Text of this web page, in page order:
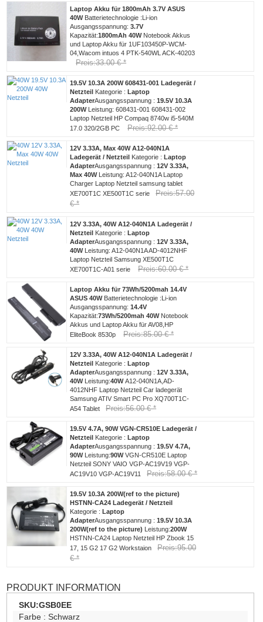
Laptop Akku für 1800mAh 3.7V ASUS
40WBatterietechnologie :Li-ion
Ausgangsspannung:3.7V
Kapazität:1800mAh 40WNotebook Akkus
und Laptop Akku für 1UF103450P-WCM-
04,Wacom intuos 4 PTK-540WL ACK-40203
Preis:33.00 € *
19.5V 10.3A 200W 608431-001 Ladegerät /
Netzteil Kategorie :Laptop
AdapterAusgangsspannung :19.5V 10.3A
200WLeistung: 608431-001 608431-002
Laptop Netzteil HP Compaq 8740w i5-540M
17.0 320/2GB PC
Preis:92.00 € *
12V 3.33A, Max 40W A12-040N1A
Ladegerät / Netzteil Kategorie :Laptop
AdapterAusgangsspannung :12V 3.33A,
Max 40WLeistung: A12-040N1A Laptop
Charger Laptop Netzteil samsung tablet
XE700T1C XE500T1C serie
Preis:57.00
€ *
12V 3.33A, 40W A12-040N1A Ladegerät /
Netzteil Kategorie :Laptop
AdapterAusgangsspannung :12V 3.33A,
40WLeistung: A12-040N1A AD-4012NHF
Laptop Netzteil Samsung XE500T1C
XE700T1C-A01 serie
Preis:60.00 € *
Laptop Akku für 73Wh/5200mah 14.4V
ASUS 40WBatterietechnologie :Li-ion
Ausgangsspannung:14.4V
Kapazität:73Wh/5200mah 40WNotebook
Akkus und Laptop Akku für AV08,HP
EliteBook 8530p
Preis:85.00 € *
12V 3.33A, 40W A12-040N1A Ladegerät /
Netzteil Kategorie :Laptop
AdapterAusgangsspannung :12V 3.33A,
40WLeistung:40WA12-040N1A,AD-
4012NHF Laptop Netzteil Car ladegerät
Samsung ATIV Smart PC Pro XQ700T1C-
A54 Tablet
Preis:56.00 € *
19.5V 4.7A, 90W VGN-CR510E Ladegerät /
Netzteil Kategorie :Laptop
AdapterAusgangsspannung :19.5V 4.7A,
90WLeistung:90WVGN-CR510E Laptop
Netzteil SONY VAIO VGP-AC19V19 VGP-
AC19V10 VGP-AC19V11
Preis:58.00 € *
19.5V 10.3A 200W(ref to the picture)
HSTNN-CA24 Ladegerät / Netzteil
Kategorie :Laptop
AdapterAusgangsspannung :19.5V 10.3A
200W(ref to the picture) Leistung:200W
HSTNN-CA24 Laptop Netzteil HP Zbook 15
17, 15 G2 17 G2 Workstaion
Preis:95.00
€ *
PRODUKT INFORMATION
SKU:GSB0EE
Farbe :Schwarz